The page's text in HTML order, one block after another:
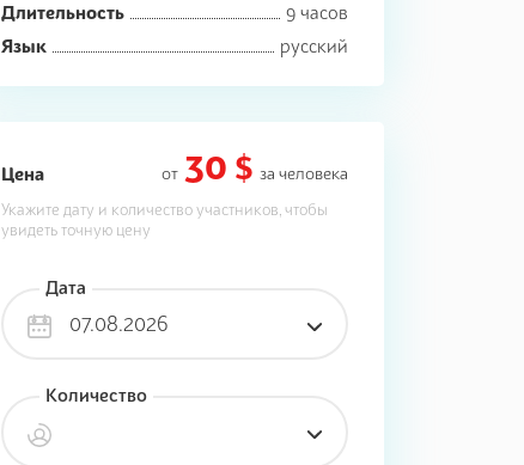
Длительность
9 часов
Язык
русский
Цена от 30 $ за человека
Укажите дату и количество участников, чтобы
увидеть точную цену
Дата
07.08.2026
Количество